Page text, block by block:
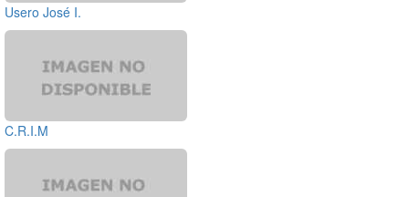
Usero José I.
C.R.I.M